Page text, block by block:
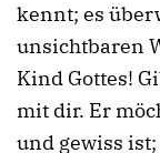
kennt; es
unsichtbaren
Kind Gottes!
mit dir. Er
und gewiss